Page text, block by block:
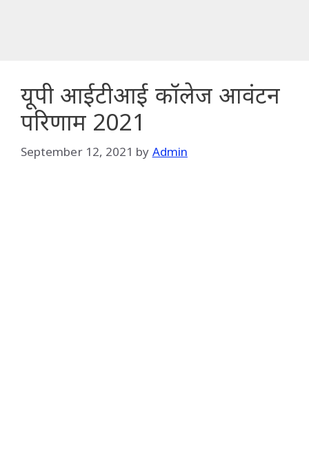
यूपी आईटीआई कॉलेज आवंटन
परिणाम 2021
September 12, 2021 by Admin